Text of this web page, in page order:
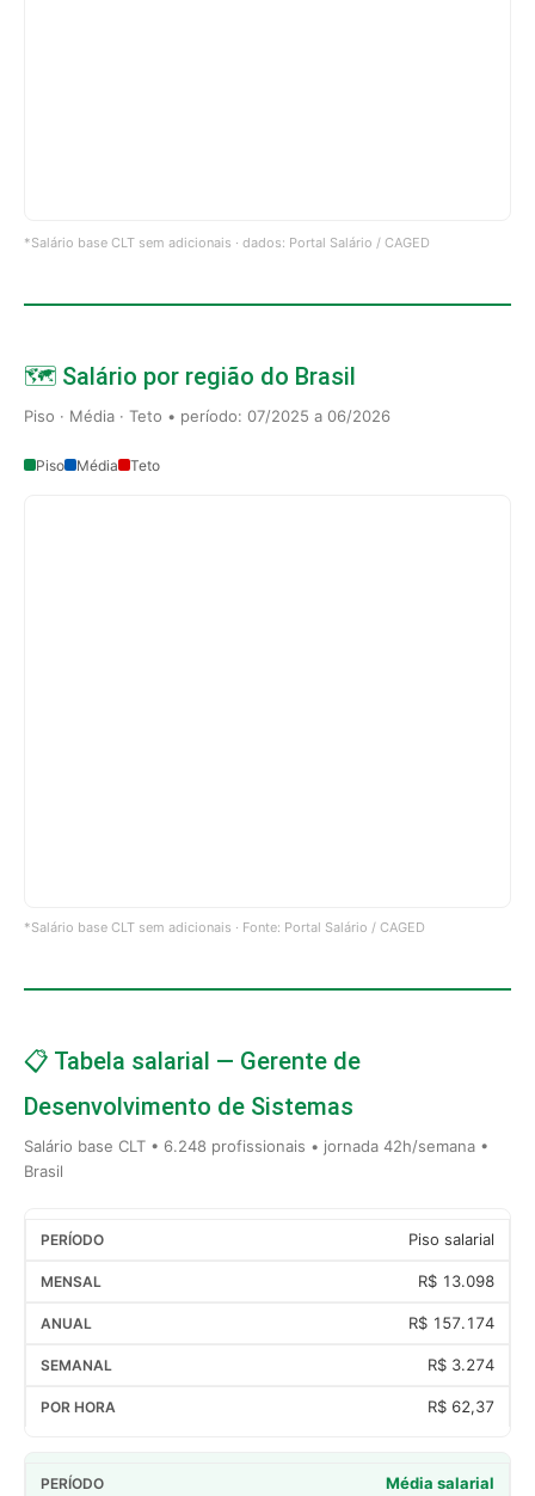
*Salário base CLT sem adicionais · dados: Portal Salário / CAGED
🗺️ Salário por região do Brasil
Piso · Média · Teto • período: 07/2025 a 06/2026
Piso Média Teto
*Salário base CLT sem adicionais · Fonte: Portal Salário / CAGED
📋 Tabela salarial — Gerente de
Desenvolvimento de Sistemas
Salário base CLT • 6.248 profissionais • jornada 42h/semana •
Brasil
Piso salarial
R$ 13.098
R$ 157.174
R$ 3.274
R$ 62,37
Média salarial